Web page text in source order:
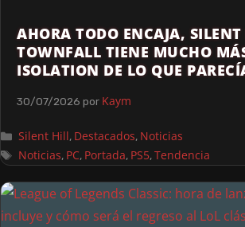
AHORA TODO ENCAJA,
TOWNFALL TIENE MUCHO
ISOLATION DE LO QUE
30/07/2026 por Kaym
Silent Hill, Destacados, Noticias
Noticias, PC, Portada, PS5,Tendencia